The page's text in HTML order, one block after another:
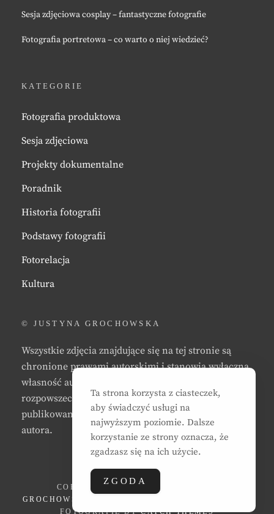
Sesja zdjęciowa cosplay – fantastyczne fotografie
Fotografia portretowa – co warto o niej wiedzieć?
KATEGORIE
Fotografia produktowa
Sesja zdjęciowa
Projekty dokumentalne
Poradnik
Historia fotografii
Podstawy fotografii
Fotorelacja
Kultura
© JUSTYNA GROCHOWSKA
Wszystkie zdjęcia znajdujące się na tej stronie są
chronione prawami autorskimi i stanowią wyłączną
własność autora strony. Zabrania się kopiowania,
rozpowszechniania, reprodukowania,
publikowania, i/lub modyfikowania zdjęć bez zgody
autora.
COPYRIGHT © 2026
GROCHOWSKA
FOTOGRAFIE BYCATCH THEMES
Ta strona korzysta z ciasteczek,
aby świadczyć usługi na
najwyższym poziomie. Dalsze
korzystanie ze strony oznacza, że
zgadzasz się na ich użycie.
ZGODA